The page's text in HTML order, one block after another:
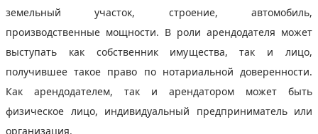
земельный участок, строение, автомобиль,
производственные мощности. В роли арендодателя может
выступать как собственник имущества, так и лицо,
получившее такое право по нотариальной доверенности.
Как арендодателем, так и арендатором может быть
физическое лицо, индивидуальный предприниматель или
организация.